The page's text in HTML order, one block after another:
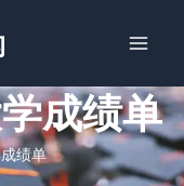
成绩单
绩单